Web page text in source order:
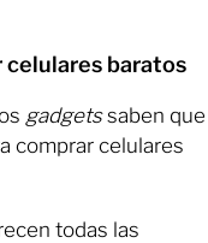
celulares baratos
gadgetssaben que
comprar celulares
todas las